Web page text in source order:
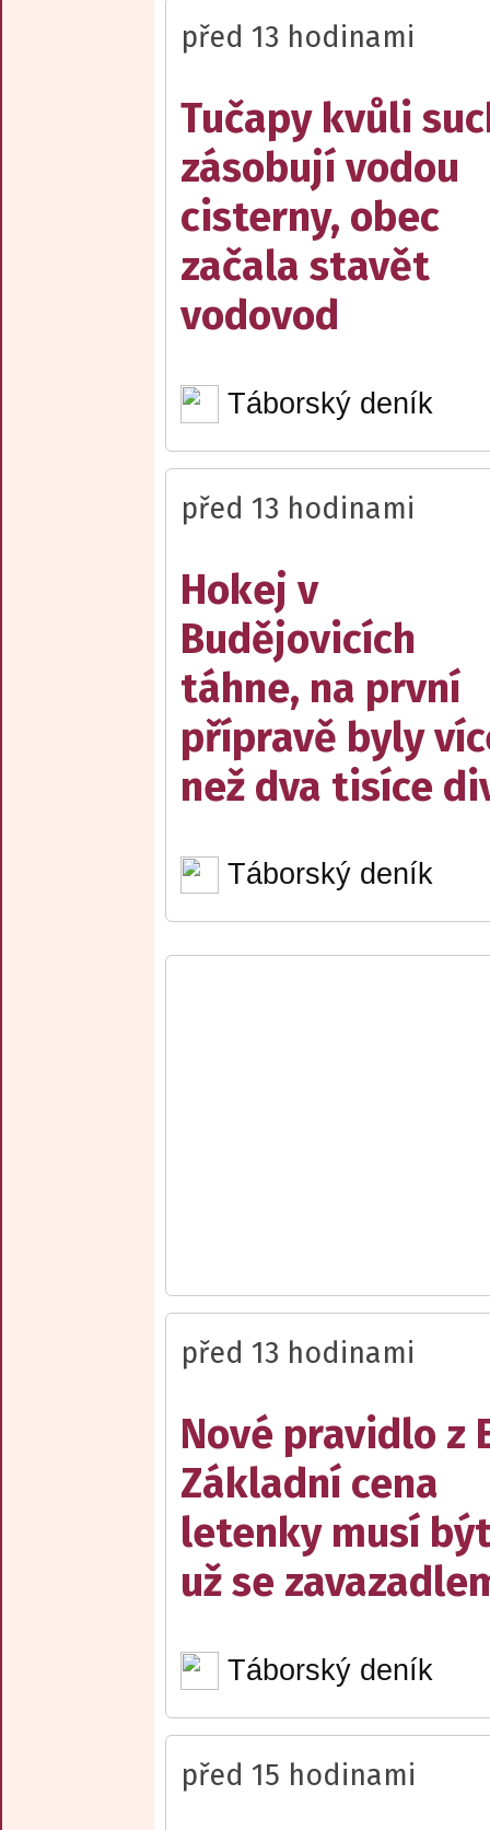
před 13 hodinami
Tučapy kvůli
zásobují vodou
cisterny, obec
začala stavět
vodovod
Táborský deník
před 13 hodinami
Hokej v
Budějovicích
táhne, na první
přípravě byly
než dva tisíce
Táborský deník
před 13 hodinami
Nové pravidlo z
Základní cena
letenky musí
už se
Táborský deník
před 15 hodinami